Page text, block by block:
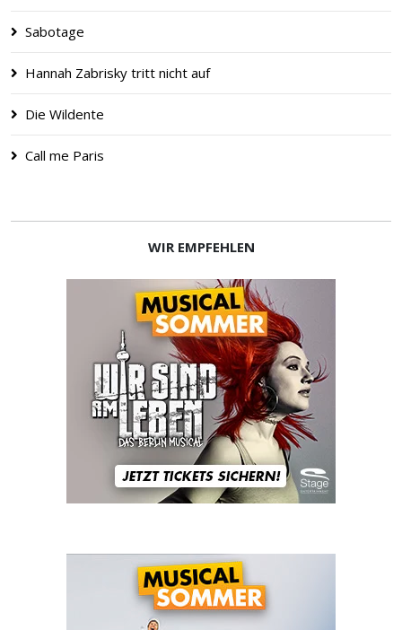
Sabotage
Hannah Zabrisky tritt nicht auf
Die Wildente
Call me Paris
WIR EMPFEHLEN